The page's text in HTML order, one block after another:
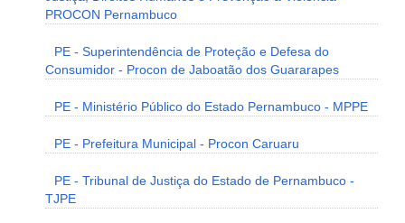
PROCON Pernambuco
PE - Superintendência de Proteção e Defesa do
Consumidor - Procon de Jaboatão dos Guararapes
PE - Ministério Público do Estado Pernambuco - MPPE
PE - Prefeitura Municipal - Procon Caruaru
PE - Tribunal de Justiça do Estado de Pernambuco -
TJPE